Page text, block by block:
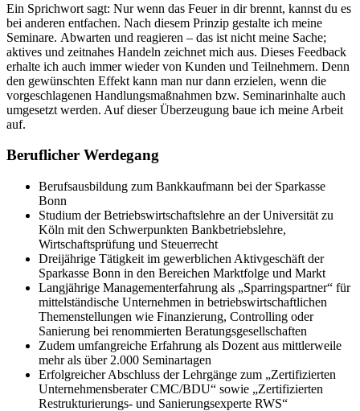
Ein Sprichwort sagt: Nur wenn das Feuer in dir brennt, kannst du es
bei anderen entfachen. Nach diesem Prinzip gestalte ich meine
Seminare. Abwarten und reagieren – das ist nicht meine Sache;
aktives und zeitnahes Handeln zeichnet mich aus. Dieses Feedback
erhalte ich auch immer wieder von Kunden und Teilnehmern. Denn
den gewünschten Effekt kann man nur dann erzielen, wenn die
vorgeschlagenen Handlungsmaßnahmen bzw. Seminarinhalte auch
umgesetzt werden. Auf dieser Überzeugung baue ich meine Arbeit
auf.
Beruflicher Werdegang
Berufsausbildung zum Bankkaufmann bei der Sparkasse
Bonn
Studium der Betriebswirtschaftslehre an der Universität zu
Köln mit den Schwerpunkten Bankbetriebslehre,
Wirtschaftsprüfung und Steuerrecht
Dreijährige Tätigkeit im gewerblichen Aktivgeschäft der
Sparkasse Bonn in den Bereichen Marktfolge und Markt
Langjährige Managementerfahrung als „Sparringspartner“ für
mittelständische Unternehmen in betriebswirtschaftlichen
Themenstellungen wie Finanzierung, Controlling oder
Sanierung bei renommierten Beratungsgesellschaften
Zudem umfangreiche Erfahrung als Dozent aus mittlerweile
mehr als über 2.000 Seminartagen
Erfolgreicher Abschluss der Lehrgänge zum „Zertifizierten
Unternehmensberater CMC/BDU“ sowie „Zertifizierten
Restrukturierungs- und Sanierungsexperte RWS“